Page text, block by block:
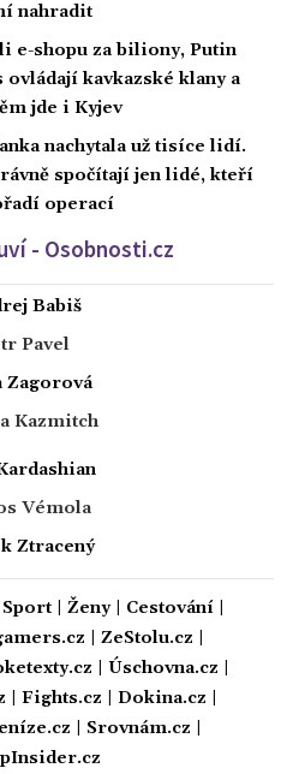
nahradit
e-shopu za biliony, Putin
kavkazské klany a
jde i Kyjev
nachytala už tisíce lidí.
spočítají jen lidé, kteří
operací
- Osobnosti.cz
Babiš
Pavel
Zagorová
Kazmitch
Vémola
Ztracený
Sport| Ženy| Cestování|
ZeStolu.cz
Úschovna.cz
Fights.cz Dokina.cz
Srovnám.cz